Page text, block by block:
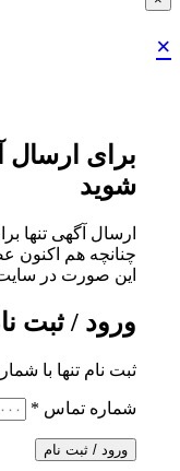
×
برای ارسال
شوید
ارسال آگهی تنها
چنانچه هم‌ اکنون
این صورت در سایت
ورود / ثبت
ثبت نام تنها با
شماره تماس *
ورود / ثبت نام